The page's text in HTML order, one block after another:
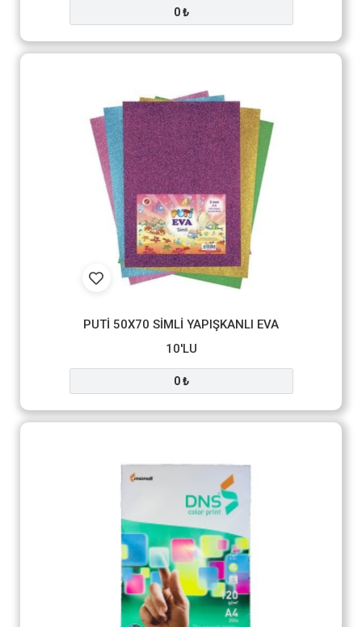
0 ₺
PUTİ 50X70 SİMLİ YAPIŞKANLI EVA
10'LU
0 ₺